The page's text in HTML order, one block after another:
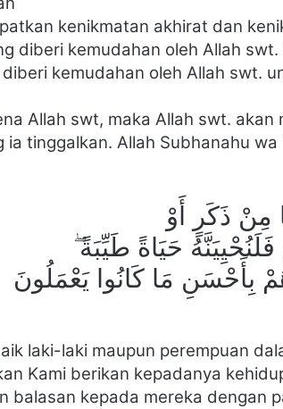
kenikmatan akhirat dan
diberi kemudahan oleh Allah swt.
kemudahan oleh Allah swt.
Allah swt, maka Allah swt. akan
tinggalkan. Allah Subhanahu wa
ذَكَرٍ أَوْ
حَيَاةً طَيِّبَةً
بِأَحْسَنِ مَا كَانُوا يَعْمَلُونَ
laki-laki maupun perempuan
Kami berikan kepadanya
balasan kepada mereka dengan